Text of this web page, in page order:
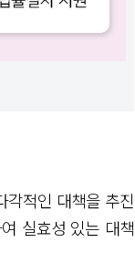
각적인 대책을 추진
실효성 있는 대책